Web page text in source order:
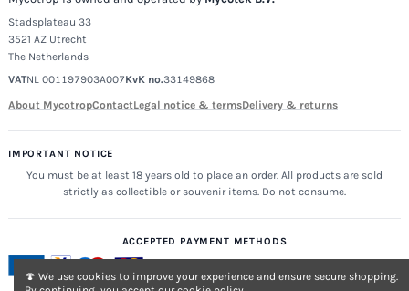
Stadsplateau 33
3521 AZ Utrecht
The Netherlands
VATNL 001197903A007KvK no.33149868
About MycotropContactLegal notice & termsDelivery & returns
IMPORTANT NOTICE
You must be at least 18 years old to place an order. All products are sold
strictly as collectible or souvenir items. Do not consume.
ACCEPTED PAYMENT METHODS
🍄 We use cookies to improve your experience and ensure secure shopping.